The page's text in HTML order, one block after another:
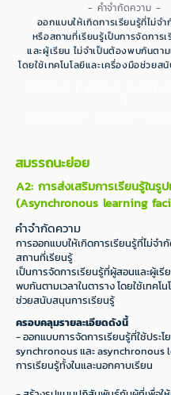
- คำจำกัดความ -
ออกแบบให้เกิดการเรียนรู้ที่ไม่จำ
หรือสถานที่เรียนรู้เป็นการจัดการ
และผู้เรียน ไม่จำเป็นต้องพบกันตาม
โดยใช้เทคโนโลยีและเครื่องมือช่วยส
สมรรถนะย่อย
A2: การส่งเสริมการเรียนรู้ในรู
(Asynchronous learning
คำจำกัดความ
การออกแบบให้เกิดการเรียนรู้ที่ไม่จำ
สถานที่เรียนรู้
เป็นการจัดการเรียนรู้ที่ผู้สอนและผู้เรี
พบกันตามเวลาในตาราง โดยใช้เทคโ
ช่วยสนับสนุนการเรียนรู้
ครอบคลุมรายละเอียดดังนี้
- ออกแบบการจัดการเรียนรู้ที่ใช้ประโ
synchronous และ asynchronous
การเรียนรู้ทั้งในและนอกคาบเรียน